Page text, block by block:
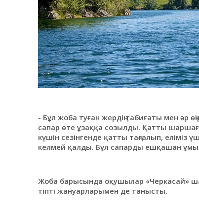
- Бұл жоба туған жердің табиғаты мен әр
сапар өте ұзаққа созылды. Қатты
күшін сезінгенде қатты таңғалып, еліміз
келмей қалды. Бұл сапарды ешқашан
Жоба барысында оқушылар «Черкасай»
тіпті жануарларымен де танысты.